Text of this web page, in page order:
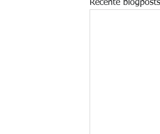
Recente blogposts